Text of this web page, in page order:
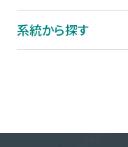
系統から探す